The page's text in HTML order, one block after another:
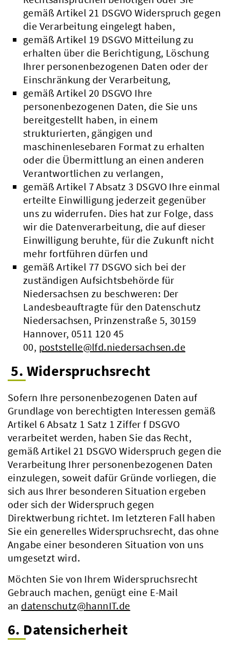
gemäß Artikel 21 DSGVO Widerspruch gegen
die Verarbeitung eingelegt haben,
gemäß Artikel 19 DSGVO Mitteilung zu
erhalten über die Berichtigung, Löschung
Ihrer personenbezogenen Daten oder der
Einschränkung der Verarbeitung,
gemäß Artikel 20 DSGVO Ihre
personenbezogenen Daten, die Sie uns
bereitgestellt haben, in einem
strukturierten, gängigen und
maschinenlesebaren Format zu erhalten
oder die Übermittlung an einen anderen
Verantwortlichen zu verlangen,
gemäß Artikel 7 Absatz 3 DSGVO Ihre einmal
erteilte Einwilligung jederzeit gegenüber
uns zu widerrufen. Dies hat zur Folge, dass
wir die Datenverarbeitung, die auf dieser
Einwilligung beruhte, für die Zukunft nicht
mehr fortführen dürfen und
gemäß Artikel 77 DSGVO sich bei der
zuständigen Aufsichtsbehörde für
Niedersachsen zu beschweren: Der
Landesbeauftragte für den Datenschutz
Niedersachsen, Prinzenstraße 5, 30159
Hannover, 0511 120 45
00, poststelle@lfd.niedersachsen.de
5. Widerspruchsrecht
Sofern Ihre personenbezogenen Daten auf
Grundlage von berechtigten Interessen gemäß
Artikel 6 Absatz 1 Satz 1 Ziffer f DSGVO
verarbeitet werden, haben Sie das Recht,
gemäß Artikel 21 DSGVO Widerspruch gegen die
Verarbeitung Ihrer personenbezogenen Daten
einzulegen, soweit dafür Gründe vorliegen, die
sich aus Ihrer besonderen Situation ergeben
oder sich der Widerspruch gegen
Direktwerbung richtet. Im letzteren Fall haben
Sie ein generelles Widerspruchsrecht, das ohne
Angabe einer besonderen Situation von uns
umgesetzt wird.
Möchten Sie von Ihrem Widerspruchsrecht
Gebrauch machen, genügt eine E-Mail
an datenschutz@hannIT.de
6. Datensicherheit